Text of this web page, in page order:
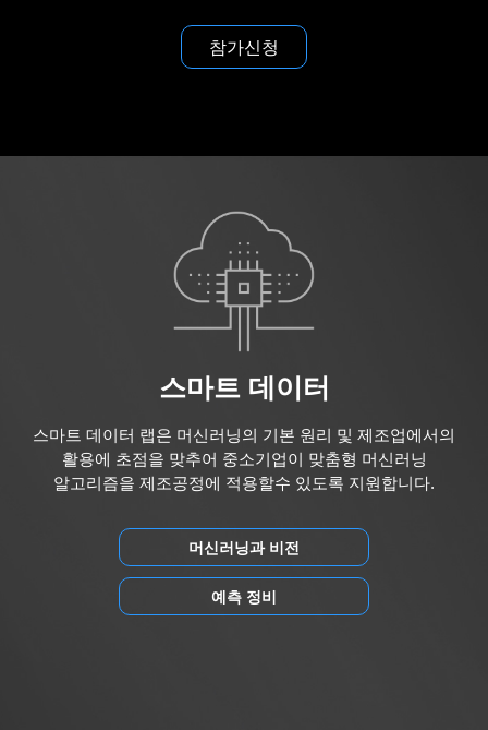
참가신청
스마트 데이터
스마트 데이터 랩은 머신러닝의 기본 원리 및 제조업에서의
활용에 초점을 맞추어 중소기업이 맞춤형 머신러닝
알고리즘을 제조공정에 적용할수 있도록 지원합니다.
머신러닝과 비전
예측 정비